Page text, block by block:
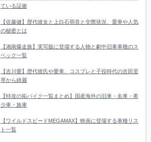
ている証拠
【佐藤健】歴代彼女と上白石萌音と交際状況、愛車や人気
の秘密とは
【湘南爆走族】実写版に登場する人物と劇中旧車車種のス
ペック一覧
【吉川愛】歴代彼氏や愛車、コスプレと子役時代の吉田里
琴から綺麗
【特攻の拓バイク一覧まとめ】国産海外の旧車・名車・希
少車・族車
【ワイルドスピードMEGAMAX】映画に登場する車種リス
ト一覧